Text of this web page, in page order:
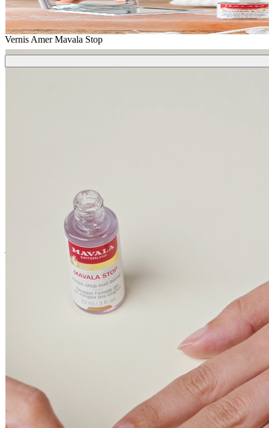
Vernis Amer Mavala Stop
En stock - expédié sous 3 à 7 jours
Vous pourriez aussi aimer
Mavala Stop Pen